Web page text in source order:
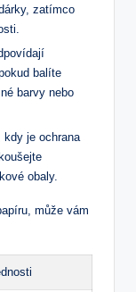
zatímco
balíte
barvy nebo
kdy je ochrana
obaly.
může vám